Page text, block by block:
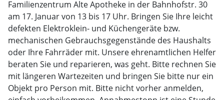
Familienzentrum Alte Apotheke in der Bahnhofstr. 30
am 17. Januar von 13 bis 17 Uhr. Bringen Sie Ihre leicht
defekten Elektroklein- und Küchengeräte bzw.
mechanischen Gebrauchsgegenstände des Haushalts
oder Ihre Fahrräder mit. Unsere ehrenamtlichen Helfer
beraten Sie und reparieren, was geht. Bitte rechnen Sie
mit längeren Wartezeiten und bringen Sie bitte nur ein
Objekt pro Person mit. Bitte nicht vorher anmelden,